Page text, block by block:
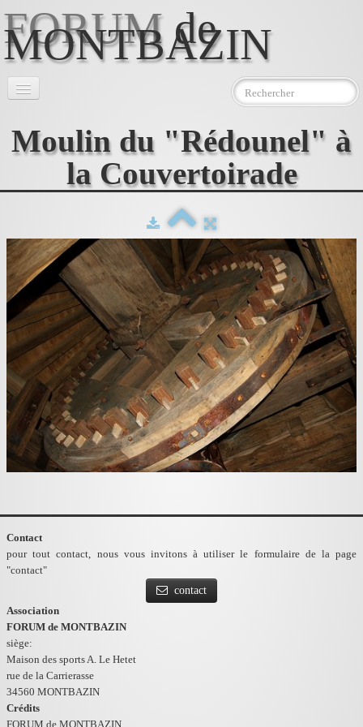
FORUM de
MONTBAZIN
l'Association▼
Le Moulin▼
Téléchargements
Contact
AEMJ
Moulin du "Rédounel" à
la Couvertoirade
Contact
pour tout contact, nous vous invitons à utiliser le formulaire de la page
"contact"
contact
Association
FORUM de MONTBAZIN
siège:
Maison des sports A. Le Hetet
rue de la Carrierasse
34560 MONTBAZIN
Crédits
FORUM de MONTBAZIN